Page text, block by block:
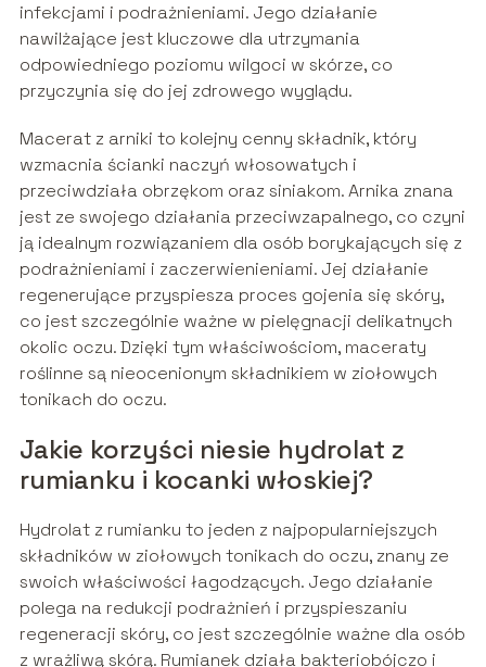
infekcjami i podrażnieniami. Jego działanie
nawilżające jest kluczowe dla utrzymania
odpowiedniego poziomu wilgoci w skórze, co
przyczynia się do jej zdrowego wyglądu.
Macerat z arniki to kolejny cenny składnik, który
wzmacnia ścianki naczyń włosowatych i
przeciwdziała obrzękom oraz siniakom. Arnika znana
jest ze swojego działania przeciwzapalnego, co czyni
ją idealnym rozwiązaniem dla osób borykających się z
podrażnieniami i zaczerwienieniami. Jej działanie
regenerujące przyspiesza proces gojenia się skóry,
co jest szczególnie ważne w pielęgnacji delikatnych
okolic oczu. Dzięki tym właściwościom, maceraty
roślinne są nieocenionym składnikiem w ziołowych
tonikach do oczu.
Jakie korzyści niesie hydrolat z
rumianku i kocanki włoskiej?
Hydrolat z rumianku to jeden z najpopularniejszych
składników w ziołowych tonikach do oczu, znany ze
swoich właściwości łagodzących. Jego działanie
polega na redukcji podrażnień i przyspieszaniu
regeneracji skóry, co jest szczególnie ważne dla osób
z wrażliwą skórą. Rumianek działa bakteriobójczo i